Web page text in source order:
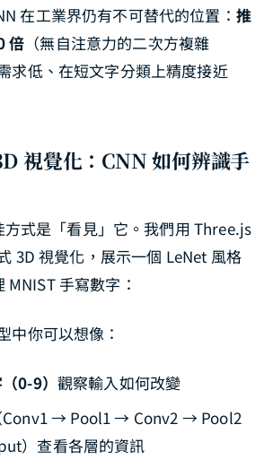
在工業界仍有不可替代的位置： 推
倍 （無自注意力的二次方複雜
求低、在短文字分類上精度接近
視覺化：CNN 如何辨識手
方式是「看見」它。我們用 Three.js
3D 視覺化，展示一個 LeNet 風格
MNIST 手寫數字：
中你可以想像：
0-9） 觀察輸入如何改變
Conv1 → Pool1 → Conv2 → Pool2
）查看各層的資訊